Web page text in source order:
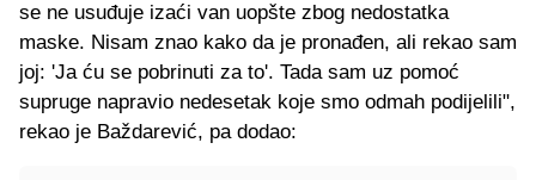
se ne usuđuje izaći van uopšte zbog nedostatka
maske. Nisam znao kako da je pronađen, ali rekao sam
joj: 'Ja ću se pobrinuti za to'. Tada sam uz pomoć
supruge napravio nedesetak koje smo odmah podijelili",
rekao je Baždarević, pa dodao: